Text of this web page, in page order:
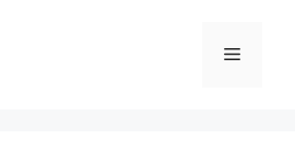
Meny